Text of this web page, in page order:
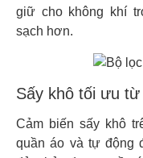
giữ cho không khí
sạch hơn.
Sấy khô tối ưu từ
Cảm biến sấy khô
quần áo và tự động